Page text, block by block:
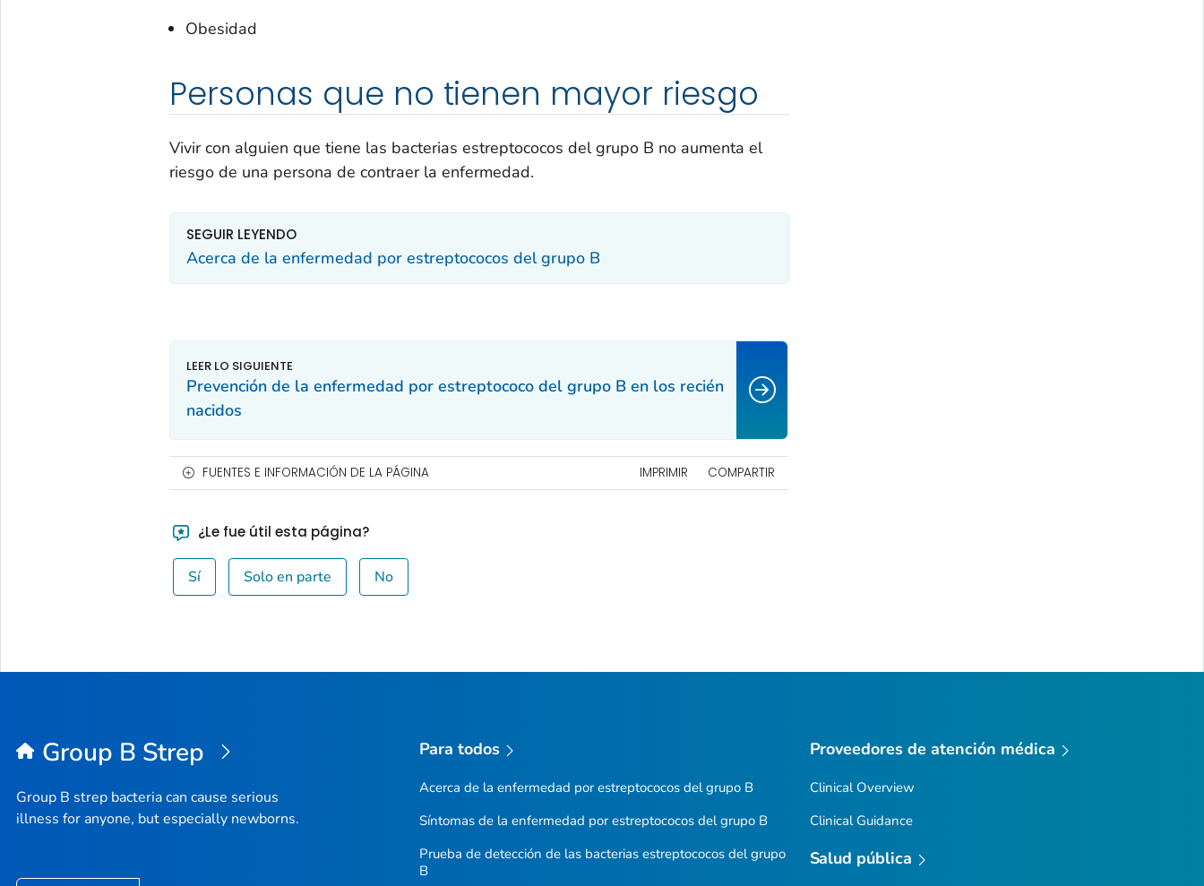
Obesidad
Personas que no tienen mayor riesgo
Vivir con alguien que tiene las bacterias estreptococos del grupo B no aumenta el
riesgo de una persona de contraer la enfermedad.
SEGUIR LEYENDO
Acerca de la enfermedad por estreptococos del grupo B
Prevención de la enfermedad por estreptococo del grupo B en los recién
nacidos
FUENTES E INFORMACIÓN DE LA PÁGINA IMPRIMIR COMPARTIR
¿Le fue útil esta página?
Sí Solo en parte No
Group B Strep
Group B strep bacteria can cause serious
illness for anyone, but especially newborns.
Para todos
Acerca de la enfermedad por estreptococos del grupo B
Síntomas de la enfermedad por estreptococos del grupo B
Prueba de detección de las bacterias estreptococos del grupo
B
Proveedores de atención médica
Clinical Overview
Clinical Guidance
Salud pública